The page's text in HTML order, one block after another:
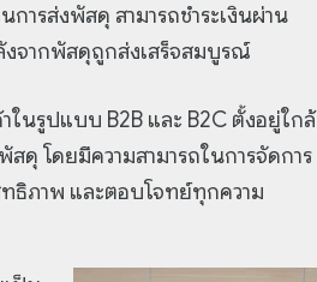
ารส่งพัสดุ สามารถชำระเงินผ่าน
งจากพัสดุถูกส่งเสร็จสมบูรณ์
นรูปแบบ B2B และ B2C ตั้งอยู่ใกล้
สดุ โดยมีความสามารถในการจัดการ
ธิภาพ และตอบโจทย์ทุกความ